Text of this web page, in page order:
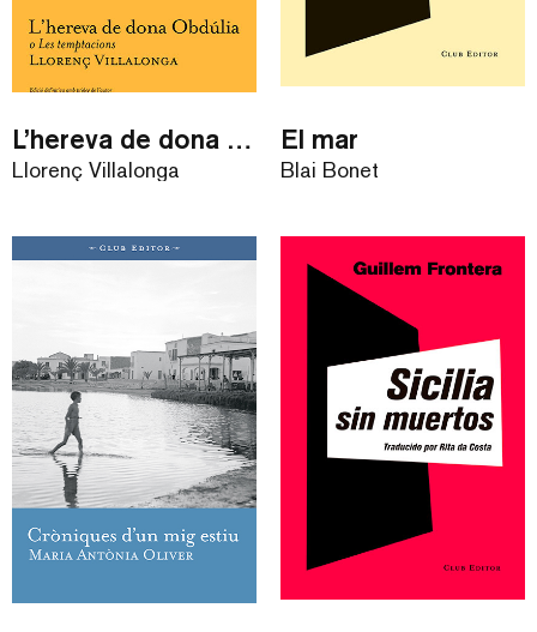
L’hereva de dona Obdúlia o Les temptacions
Llorenç Villalonga
El mar
Blai Bonet